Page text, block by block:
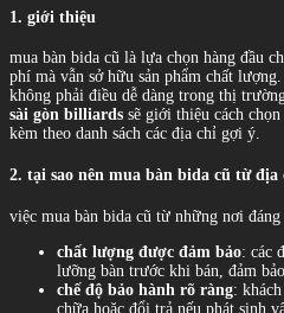
1. giới thiệu
mua bàn bida cũ là lựa chọn hàng đầu
phí mà vẫn sở hữu sản phẩm chất
không phải điều dễ dàng trong thị
sài gòn billiards sẽ giới thiệu cách
kèm theo danh sách các địa chỉ gợi ý.
2. tại sao nên mua bàn bida cũ từ
việc mua bàn bida cũ từ những nơi
chất lượng được đảm bảo: các
lưỡng bàn trước khi bán, đảm
chế độ bảo hành rõ ràng:
chữa hoặc đổi trả nếu phát sinh